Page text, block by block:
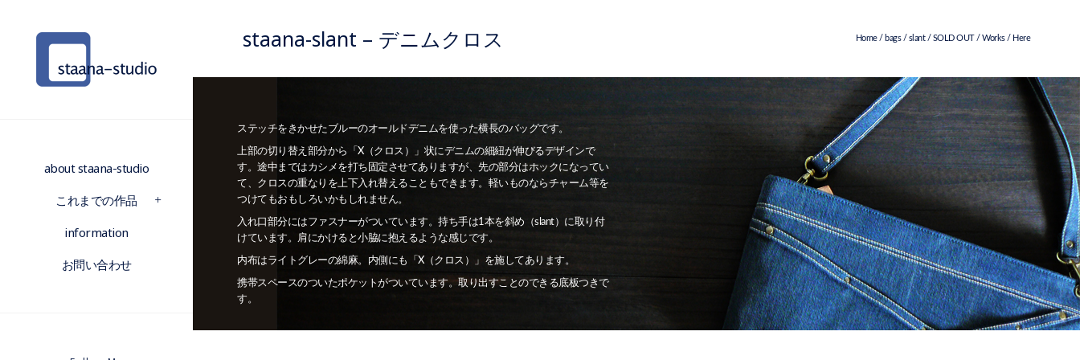
about staana-studio
これまでの作品
information
お問い合わせ
staana-slant – デニムクロス Home/ bags/ slant/ SOLD OUT/ Works/ Here
ステッチをきかせたブルーのオールドデニムを使った横長のバッグです。
上部の切り替え部分から「X（クロス）」状にデニムの細紐が伸びるデザインで
す。途中まではカシメを打ち固定させてありますが、先の部分はホックになってい
て、クロスの重なりを上下入れ替えることもできます。軽いものならチャーム等を
つけてもおもしろいかもしれません。
入れ口部分にはファスナーがついています。持ち手は1本を斜め（slant）に取り付
けています。肩にかけると小脇に抱えるような感じです。
内布はライトグレーの綿麻。内側にも「X（クロス）」を施してあります。
携帯スペースのついたポケットがついています。取り出すことのできる底板つきで
す。